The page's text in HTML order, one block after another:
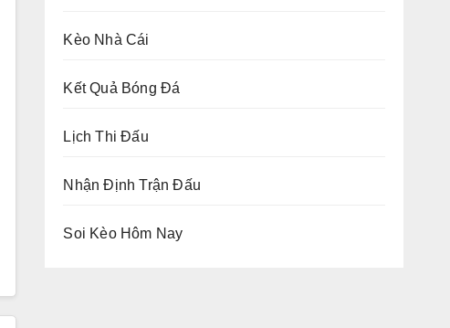
Kèo Nhà Cái
Kết Quả Bóng Đá
Lịch Thi Đấu
Nhận Định Trận Đấu
Soi Kèo Hôm Nay